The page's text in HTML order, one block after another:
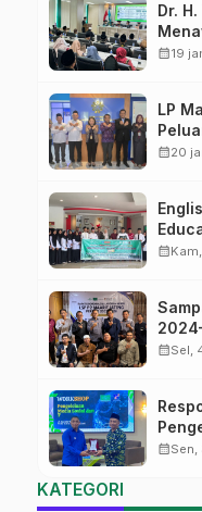
Dr.
calendar_month19
LP
bagi
calendar_month20
calendar_month
calendar_monthSel,
calendar_monthSen,
KATEGORI